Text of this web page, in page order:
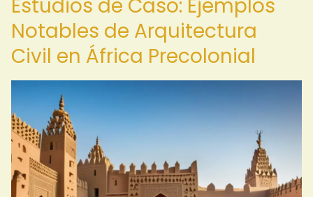
Estudios de Caso: Ejemplos
Notables de Arquitectura
Civil en África Precolonial